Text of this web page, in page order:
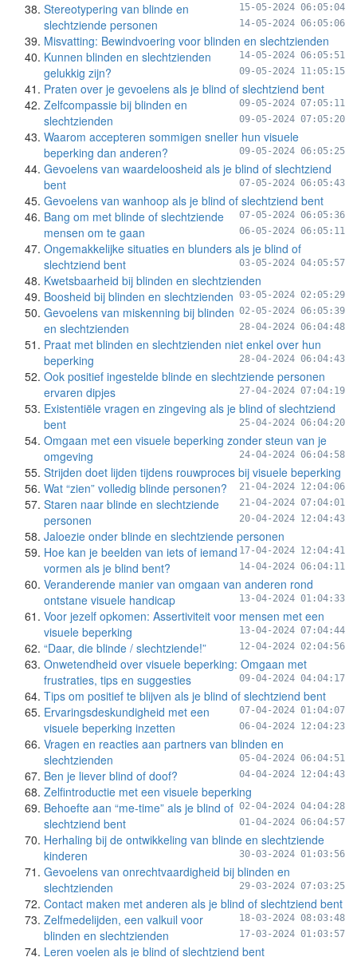
15-05-2024 06:05:04
Stereotypering van blinde en
slechtziende personen
14-05-2024 06:05:06
Misvatting: Bewindvoering voor blinden en slechtzienden
14-05-2024 06:05:51
Kunnen blinden en slechtzienden
gelukkig zijn?
09-05-2024 11:05:15
Praten over je gevoelens als je blind of slechtziend bent
09-05-2024 07:05:11
Zelfcompassie bij blinden en
slechtzienden
09-05-2024 07:05:20
Waarom accepteren sommigen sneller hun visuele
beperking dan anderen?
09-05-2024 06:05:25
Gevoelens van waardeloosheid als je blind of slechtziend
bent
07-05-2024 06:05:43
Gevoelens van wanhoop als je blind of slechtziend bent
07-05-2024 06:05:36
Bang om met blinde of slechtziende
mensen om te gaan
06-05-2024 06:05:11
Ongemakkelijke situaties en blunders als je blind of
slechtziend bent
03-05-2024 04:05:57
Kwetsbaarheid bij blinden en slechtzienden
03-05-2024 02:05:29
Boosheid bij blinden en slechtzienden
02-05-2024 06:05:39
Gevoelens van miskenning bij blinden
en slechtzienden
28-04-2024 06:04:48
Praat met blinden en slechtzienden niet enkel over hun
beperking
28-04-2024 06:04:43
Ook positief ingestelde blinde en slechtziende personen
ervaren dipjes
27-04-2024 07:04:19
Existentiële vragen en zingeving als je blind of slechtziend
bent
25-04-2024 06:04:20
Omgaan met een visuele beperking zonder steun van je
omgeving
24-04-2024 06:04:58
Strijden doet lijden tijdens rouwproces bij visuele beperking
21-04-2024 12:04:06
Wat “zien” volledig blinde personen?
21-04-2024 07:04:01
Staren naar blinde en slechtziende
personen
20-04-2024 12:04:43
Jaloezie onder blinde en slechtziende personen
17-04-2024 12:04:41
Hoe kan je beelden van iets of iemand
vormen als je blind bent?
14-04-2024 06:04:11
Veranderende manier van omgaan van anderen rond
ontstane visuele handicap
13-04-2024 01:04:33
Voor jezelf opkomen: Assertiviteit voor mensen met een
visuele beperking
13-04-2024 07:04:44
“Daar, die blinde / slechtziende!” 12-04-2024 02:04:56
Onwetendheid over visuele beperking: Omgaan met
frustraties, tips en suggesties
09-04-2024 04:04:17
Tips om positief te blijven als je blind of slechtziend bent
07-04-2024 01:04:07
Ervaringsdeskundigheid met een
visuele beperking inzetten
06-04-2024 12:04:23
Vragen en reacties aan partners van blinden en
slechtzienden
05-04-2024 06:04:51
Ben je liever blind of doof? 04-04-2024 12:04:43
Zelfintroductie met een visuele beperking
02-04-2024 04:04:28
Behoefte aan “me-time” als je blind of
slechtziend bent
01-04-2024 06:04:57
Herhaling bij de ontwikkeling van blinde en slechtziende
kinderen
30-03-2024 01:03:56
Gevoelens van onrechtvaardigheid bij blinden en
slechtzienden
29-03-2024 07:03:25
Contact maken met anderen als je blind of slechtziend bent
18-03-2024 08:03:48
Zelfmedelijden, een valkuil voor
blinden en slechtzienden
17-03-2024 01:03:57
Leren voelen als je blind of slechtziend bent